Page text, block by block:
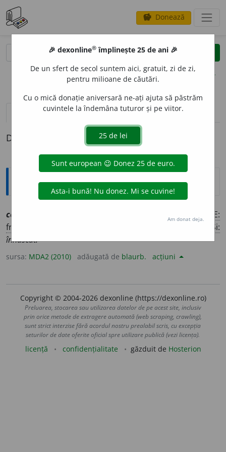
savings Donează
clear
opțiuni
definiții (1) pronunțievolume_up (2)
Definiția cu ID-ul 1074492:
Explicative DEX
congenit
E:
fr
Si:
înnăscut.
sursa: MDA2 (2010) adăugată de blaurb. acțiuni
Copyright © 2004-2026 dexonline (https://dexonline.ro)
Preluarea, stocarea sau utilizarea datelor de pe acest site, inclusiv
prin orice metode de extragere automată (web scraping, crawling),
sunt strict interzise fără acordul nostru prealabil scris, cu excepția
seturilor de date oferite oficial spre utilizare publică (vezi licența).
licență confidențialitate găzduit de Hosterion
🎉 dexonline® împlinește 25 de ani 🎉
De un sfert de secol suntem aici, gratuit, zi de zi,
pentru milioane de căutări.
Cu o mică donație aniversară ne-ați ajuta să păstrăm
cuvintele la îndemâna tuturor și pe viitor.
Am donat deja.